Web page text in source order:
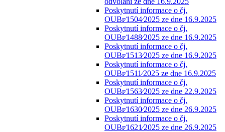
Poskytnutí informace o čj.
OUBr⁄1504⁄2025 ze dne 16.9.2025
Poskytnutí informace o čj.
OUBr⁄1488⁄2025 ze dne 16.9.2025
Poskytnutí informace o čj.
OUBr⁄1513⁄2025 ze dne 16.9.2025
Poskytnutí informace o čj.
OUBr⁄1511⁄2025 ze dne 16.9.2025
Poskytnutí informace o čj.
OUBr⁄1563⁄2025 ze dne 22.9.2025
Poskytnutí informace o čj.
OUBr⁄1630⁄2025 ze dne 26.9.2025
Poskytnutí informace o čj.
OUBr⁄1621⁄2025 ze dne 26.9.2025